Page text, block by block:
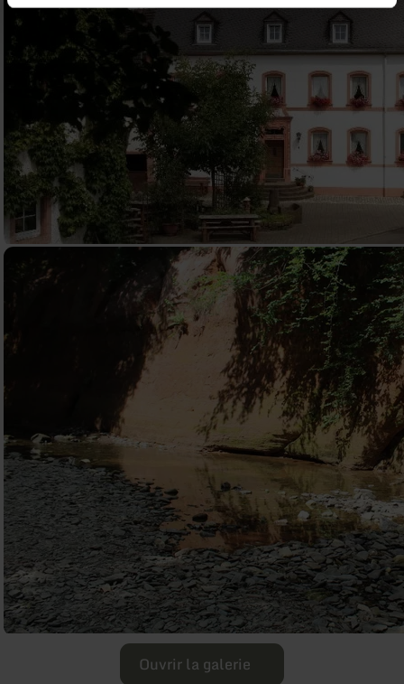
Ouvrir la galerie